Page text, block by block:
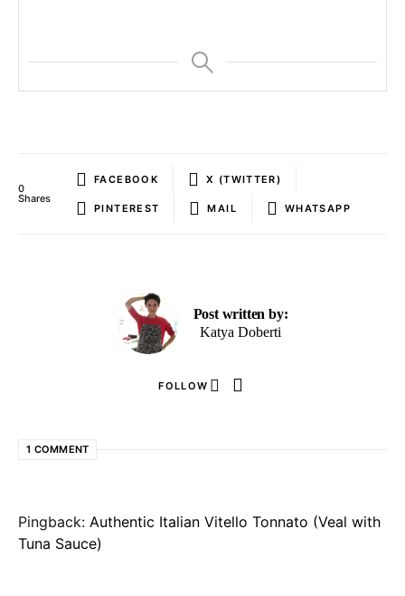
0
Shares
FACEBOOK X (TWITTER)
PINTEREST MAIL WHATSAPP
Post written by:
Katya Doberti
FOLLOW
1 COMMENT
Pingback: Authentic Italian Vitello Tonnato (Veal with
Tuna Sauce)